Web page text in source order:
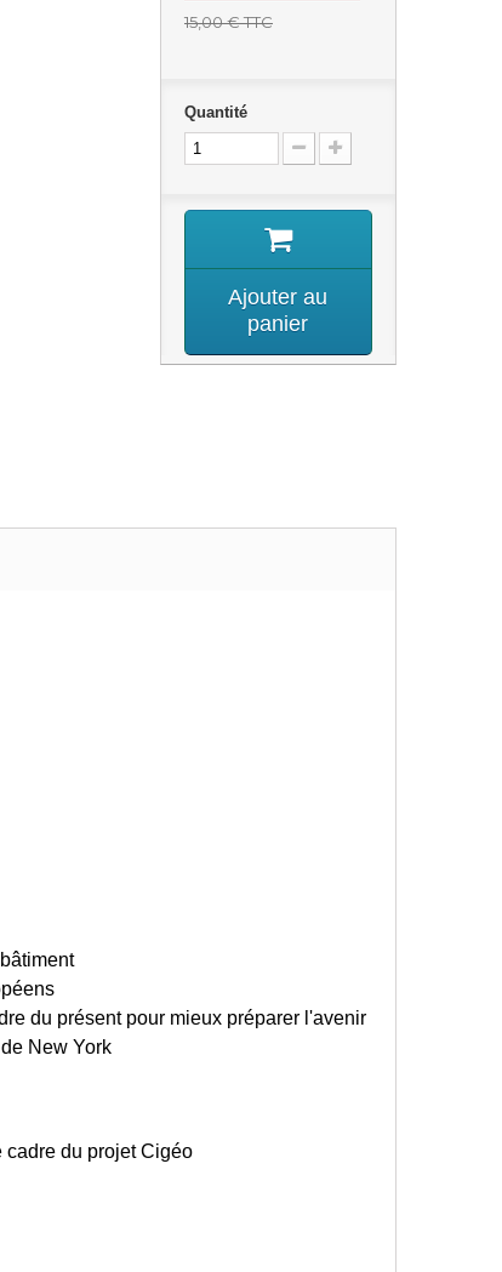
15,00 €TTC
Quantité
Ajouter au
panier
du présent pour mieux préparer l'avenir
New York
cadre du projet Cigéo